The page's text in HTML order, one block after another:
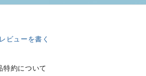
レビューを書く
特約について